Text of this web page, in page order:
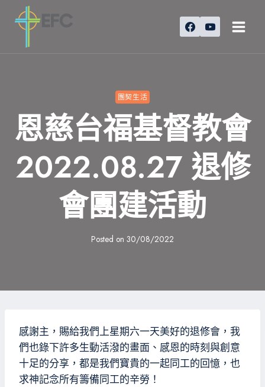
團契生活
恩慈台福基督教會
2022.08.27 退修
會團建活動
Posted on 30/08/2022
感謝主，賜給我們上星期六一天美好的退修會，我
們也錄下許多生動活潑的畫面、感恩的時刻與創意
十足的分享，都是我們寶貴的一起同工的回憶，也
求神記念所有籌備同工的辛勞！